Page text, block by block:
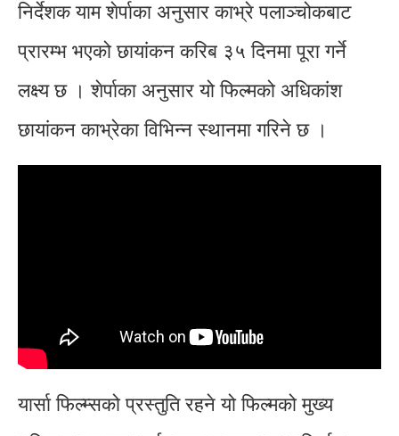
निर्देशक याम शेर्पाका अनुसार काभ्रे पलाञ्चोकबाट
प्रारम्भ भएको छायांकन करिब ३५ दिनमा पूरा गर्ने
लक्ष्य छ । शेर्पाका अनुसार यो फिल्मको अधिकांश
छायांकन काभ्रेका विभिन्न स्थानमा गरिने छ ।
यार्सा फिल्म्सको प्रस्तुति रहने यो फिल्मको मुख्य